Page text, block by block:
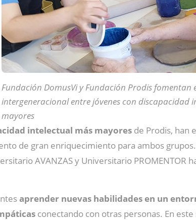
Fundación DomusVi y Fundación Prodis fomentan
intergeneracional entre jóvenes con discapacidad
mayores
intelectual más mayores de Prodis, han
de gran enriquecimiento para ambos
AVANZAS y Universitario PROMENTOR
aprender nuevas habilidades en un
conectando con otras personas. En